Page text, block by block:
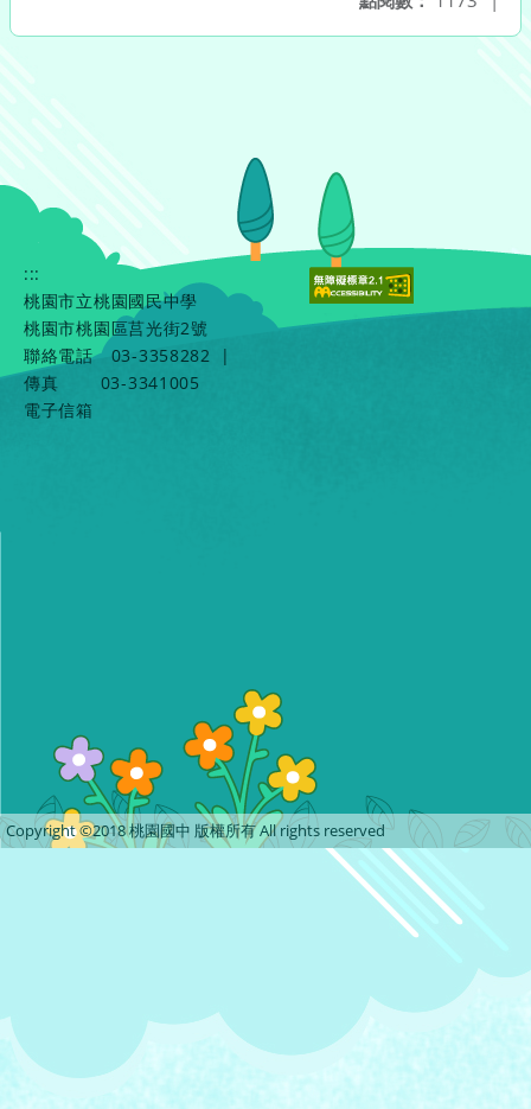
:::
桃園市立桃園國民中學
桃園市桃園區莒光街2號
聯絡電話
03-3358282
|
傳真
03-3341005
電子信箱
Copyright ©2018 桃園國中 版權所有 All rights reserved